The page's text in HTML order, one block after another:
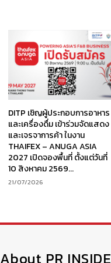
DITP เชิญผู้ประกอบการอาหาร
และเครื่องดื่ม เข้าร่วมจัดแสดง
และเจรจาการค้า ในงาน
THAIFEX – ANUGA ASIA
2027 เปิดจองพื้นที่ ตั้งแต่วันที่
10 สิงหาคม 2569...
21/07/2026
About PR INSIDE